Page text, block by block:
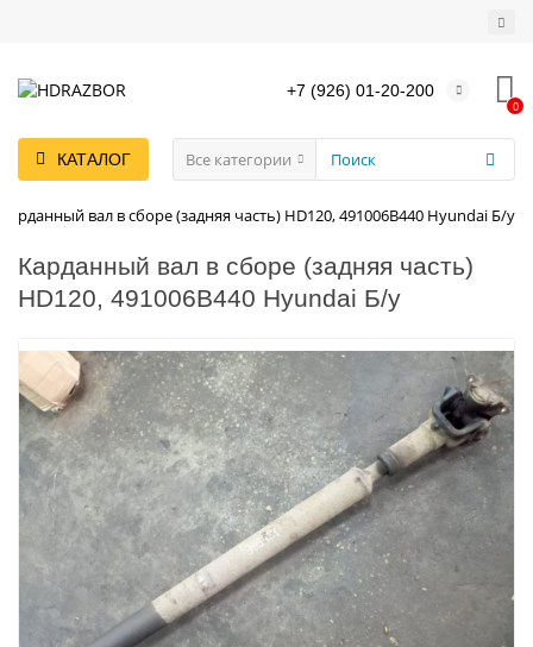
+7 (926) 01-20-200
0
КАТАЛОГ Все категории
Карданный вал в сборе (задняя часть) HD120, 491006B440 Hyundai Б/у
Карданный вал в сборе (задняя часть)
HD120, 491006B440 Hyundai Б/у